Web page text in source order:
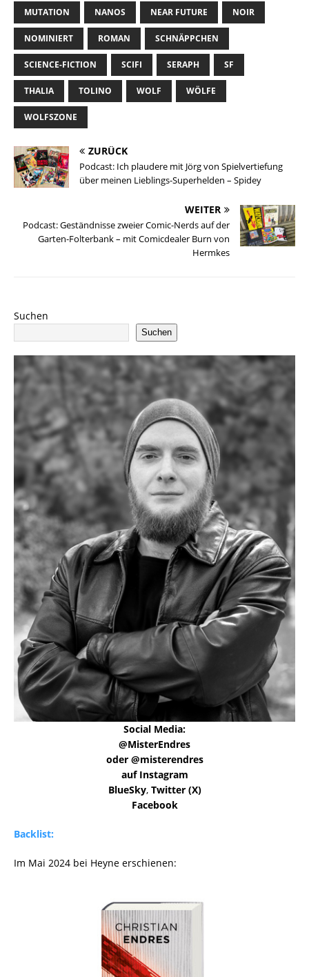
MUTATION NANOS NEAR FUTURE NOIR
NOMINIERT ROMAN SCHNÄPPCHEN
SCIENCE-FICTION SCIFI SERAPH SF
THALIA TOLINO WOLF WÖLFE
WOLFSZONE
ZURÜCK
Podcast: Ich plaudere mit Jörg von Spielvertiefung
über meinen Lieblings-Superhelden – Spidey
WEITER
Podcast: Geständnisse zweier Comic-Nerds auf der
Garten-Folterbank – mit Comicdealer Burn von
Hermkes
Suchen
Suchen
Social Media:
@MisterEndres
oder @misterendres
auf Instagram
BlueSky, Twitter (X)
Facebook
Backlist:
Im Mai 2024 bei Heyne erschienen: